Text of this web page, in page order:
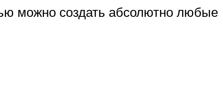
можно создать абсолютно любые